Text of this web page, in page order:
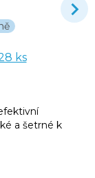
ks
a šetrné k